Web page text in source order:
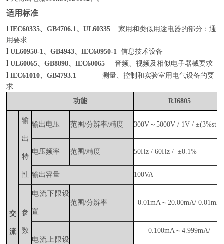
适用标准
l IEC60335、GB4706.1 、UL60335
家用和类似用途电器的部分：通
用要求
l UL60950-1 、GB4943、IEC60950-1 信息技术设备
l UL60065、GB8898、IEC60065 音频、视频及相似电子器械要求
l IEC61010、GB4793.1
测量、控制和实验室用电气设备的要
求
功能
RJ6805
交
流
输
出
特
性
输出电压 范围/分辨率/精度 300V ～5000V / 1V / ±(3%st
电压频率 范围/精度 50Hz / 60Hz / ±0.1%
输出容量 100VA
参
数
电流下限设
置
范围/分辨率 0.01mA ～ 20.00mA/ 0.01mA
电流上限设
0.100mA ～4.999mA/